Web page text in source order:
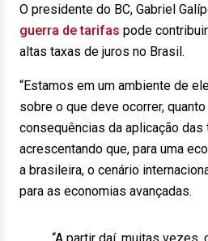
O presidente do BC, Gabriel
guerra de tarifas pode
altas taxas de juros no Brasil.
“Estamos em um ambiente de
sobre o que deve ocorrer,
consequências da aplicação das
acrescentando que, para uma
a brasileira, o cenário
para as economias avançadas.